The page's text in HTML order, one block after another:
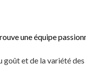
une équipe
goût et de la variété